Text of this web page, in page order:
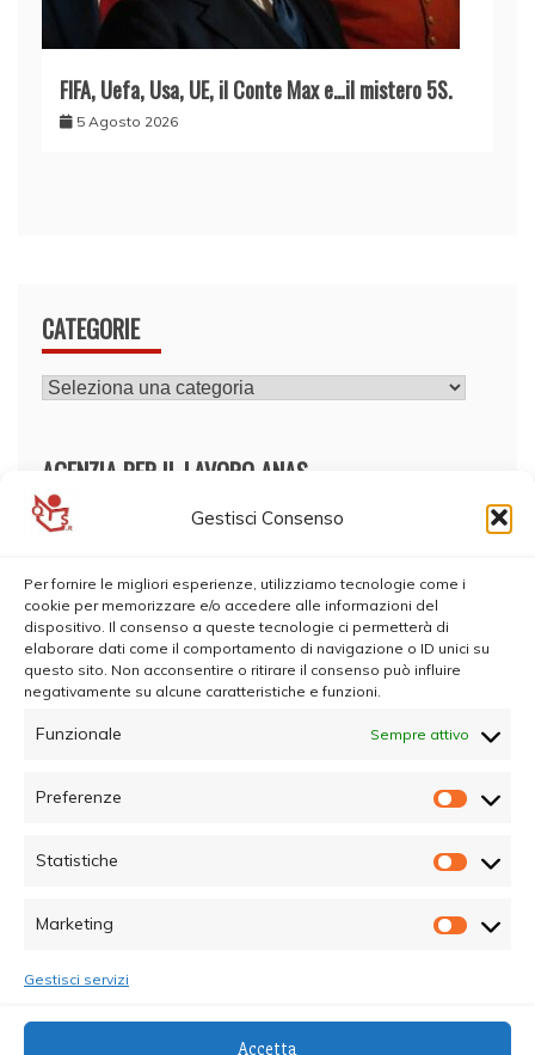
Gestisci Consenso
Per fornire le migliori esperienze, utilizziamo tecnologie come i
cookie per memorizzare e/o accedere alle informazioni del
dispositivo. Il consenso a queste tecnologie ci permetterà di
elaborare dati come il comportamento di navigazione o ID unici su
questo sito. Non acconsentire o ritirare il consenso può influire
negativamente su alcune caratteristiche e funzioni.
Funzionale Sempre attivo
Preferenze
Statistiche
Marketing
Gestisci servizi
Accetta
FIFA, Uefa, Usa, UE, il Conte Max e…il mistero 5S.
5 Agosto 2026
CATEGORIE
CATEGORIE
AGENZIA PER IL LAVORO ANAS